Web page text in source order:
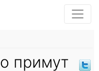
примут